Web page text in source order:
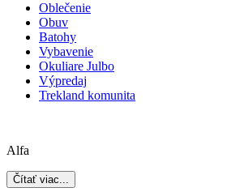
Oblečenie
Obuv
Batohy
Vybavenie
Okuliare Julbo
Výpredaj
Trekland komunita
Alfa
Čítať viac...